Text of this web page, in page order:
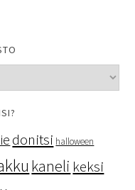
donitsi halloween
kaneli keksi